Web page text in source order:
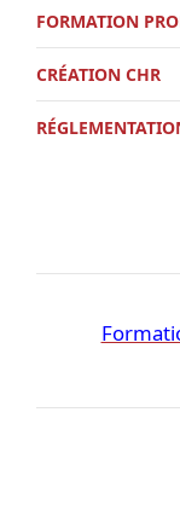
FORMATION
CRÉATION CHR